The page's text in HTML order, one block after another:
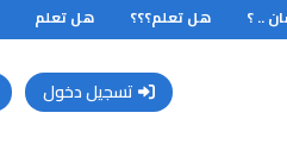
.. ؟ هل تعلم؟؟؟ هل تعلم
تسجيل دخول